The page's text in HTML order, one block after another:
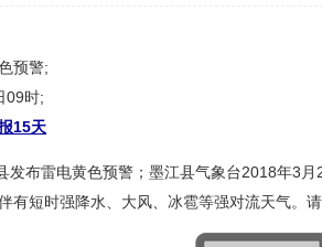
预警;
09时;
15天
发布雷电黄色预警；墨江县气象台2018年3
有短时强降水、大风、冰雹等强对流天气。请